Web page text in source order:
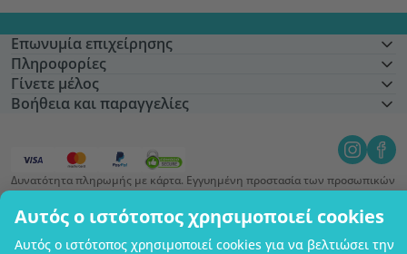
Αυτός ο ιστότοπος χρησιμοποιεί cookies
Αυτός ο ιστότοπος χρησιμοποιεί cookies για να βελτιώσει την
Επωνυμία επιχείρησης
Πληροφορίες
Γίνετε μέλος
Βοήθεια και παραγγελίες
Δυνατότητα πληρωμής με κάρτα. Εγγυημένη προστασία των προσωπικών
σας δεδομένων μέσω κρυπτογράφησης SSL.
Copyright © 2012 - 2026   |   Be Healthy Group d.o.o.
Χάρτης ιστότοπου
Χρήση των cookies Ρυθμίσεις cookies